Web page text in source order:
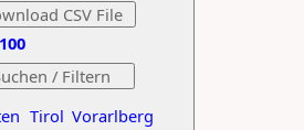
Tirol Vorarlberg